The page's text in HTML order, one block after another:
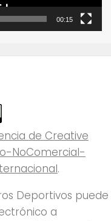
00:15
de Creative
NoComercial-
.
Deportivos puede
a